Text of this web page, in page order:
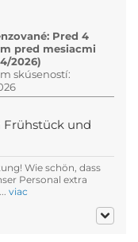
Pred 4
pred mesiacmi
2026)
skúseností:
Frühstück und
Wie schön, dass
Personal extra
viac